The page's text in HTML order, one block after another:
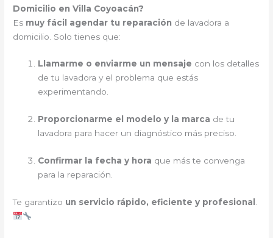
Domicilio en Villa Coyoacán?
Es muy fácil agendar tu reparación de lavadora a
domicilio. Solo tienes que:
Llamarme o enviarme un mensaje con los detalles
de tu lavadora y el problema que estás
experimentando.
Proporcionarme el modelo y la marca de tu
lavadora para hacer un diagnóstico más preciso.
Confirmar la fecha y hora que más te convenga
para la reparación.
Te garantizo un servicio rápido, eficiente y profesional